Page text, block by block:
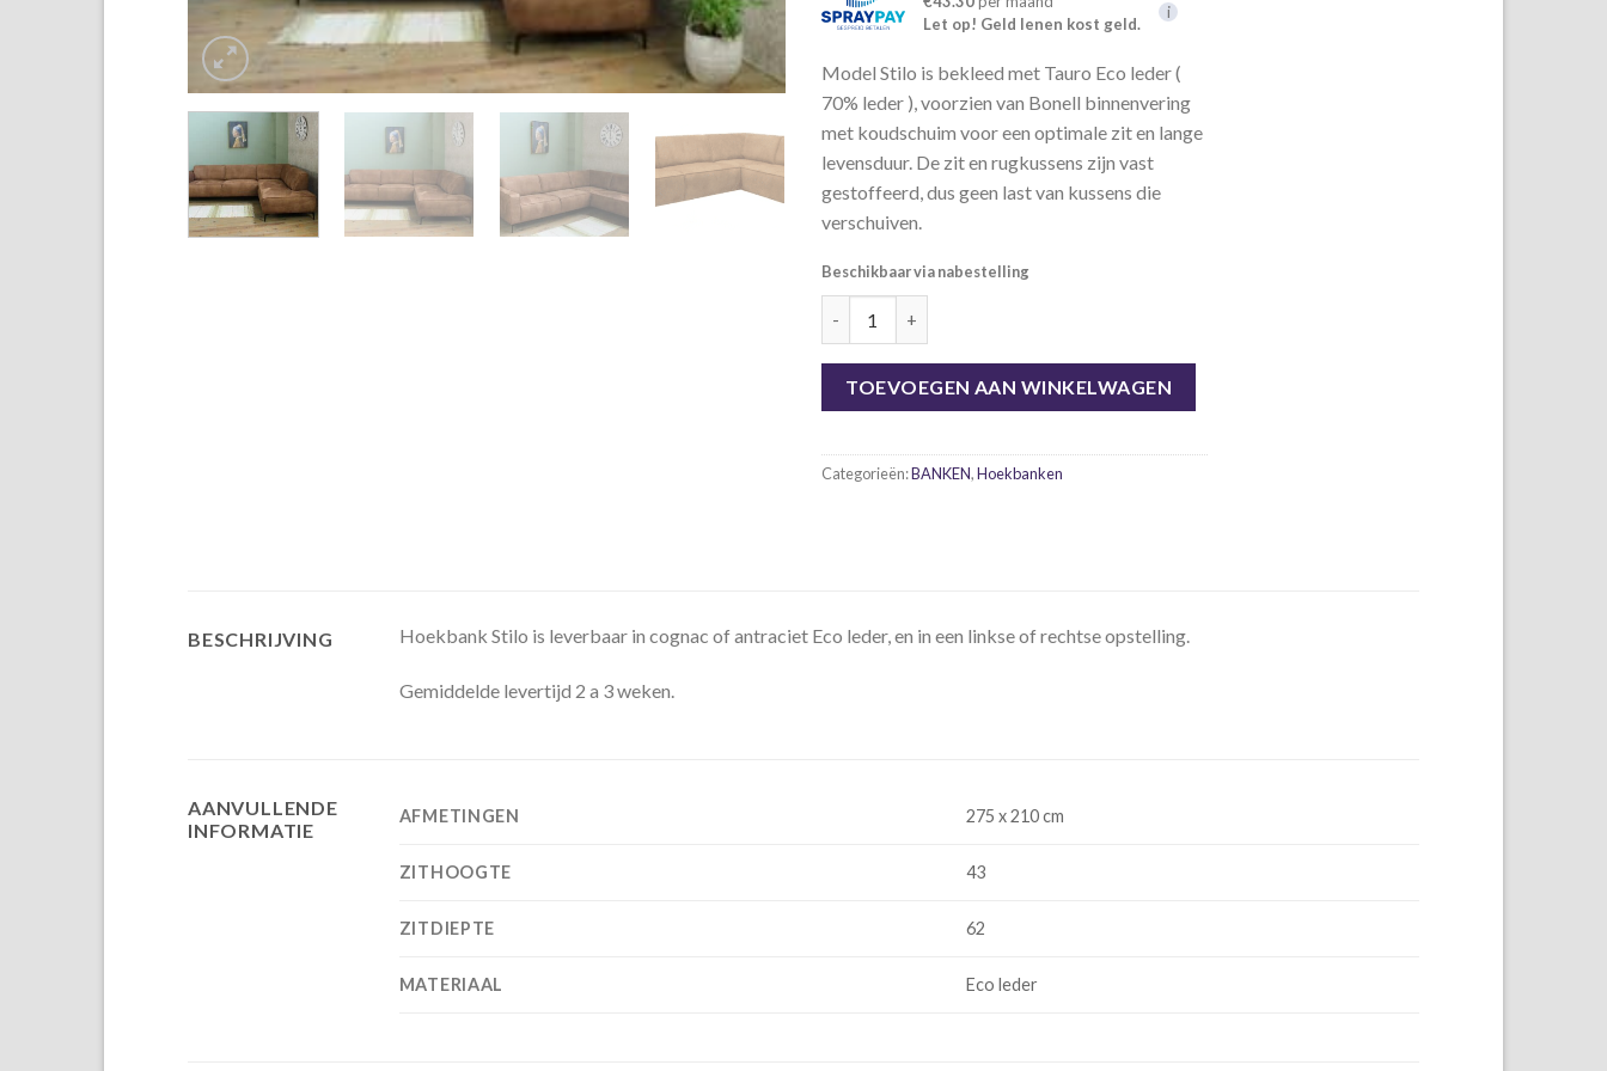
Let op! Geld lenen kost geld.
i
Model Stilo is bekleed met Tauro Eco leder (
70% leder ), voorzien van Bonell binnenvering
met koudschuim voor een optimale zit en lange
levensduur. De zit en rugkussens zijn vast
gestoffeerd, dus geen last van kussens die
verschuiven.
Beschikbaar via nabestelling
TOEVOEGEN AAN WINKELWAGEN
Categorieën:BANKEN,Hoekbanken
BESCHRIJVING Hoekbank Stilo is leverbaar in cognac of antraciet Eco leder, en in een linkse of rechtse opstelling.
Gemiddelde levertijd 2 a 3 weken.
AANVULLENDE
INFORMATIE
AFMETINGEN 275 x 210 cm
ZITHOOGTE 43
ZITDIEPTE 62
MATERIAAL Eco leder